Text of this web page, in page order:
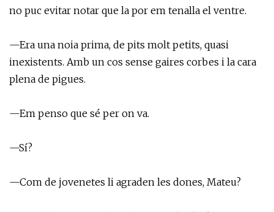
no puc evitar notar que la por em tenalla el ventre.
—Era una noia prima, de pits molt petits, quasi
inexistents. Amb un cos sense gaires corbes i la cara
plena de pigues.
—Em penso que sé per on va.
—Sí?
—Com de jovenetes li agraden les dones, Mateu?